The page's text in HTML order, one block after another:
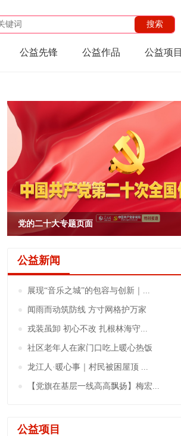
公益先锋 公益作品 公益项目
党的二十大专题页面
公益新闻
展现“音乐之城”的包容与创新｜...
闻雨而动筑防线 方寸网格护万家
戎装虽卸 初心不改 扎根林海守...
社区老年人在家门口吃上暖心热饭
龙江人·暖心事｜村民被困屋顶 ...
【党旗在基层一线高高飘扬】梅宏...
公益项目